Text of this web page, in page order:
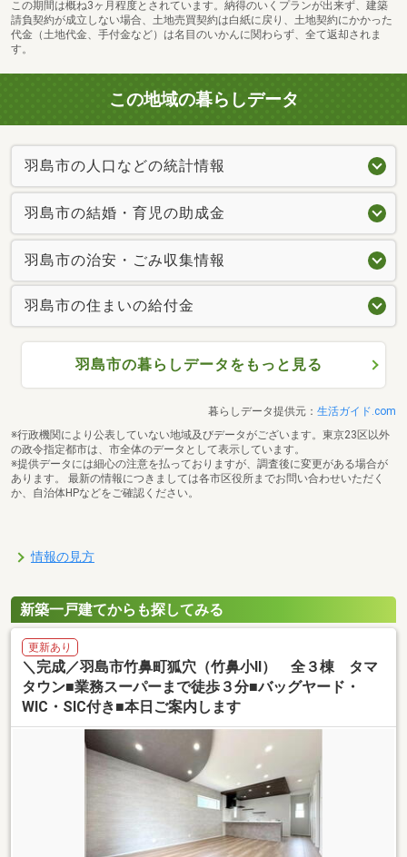
この期間は概ね3ヶ月程度とされています。納得のいくプランが出来ず、建築
請負契約が成立しない場合、土地売買契約は白紙に戻り、土地契約にかかった
代金（土地代金、手付金など）は名目のいかんに関わらず、全て返却されま
す。
この地域の暮らしデータ
羽島市の人口などの統計情報
羽島市の結婚・育児の助成金
羽島市の治安・ごみ収集情報
羽島市の住まいの給付金
羽島市の暮らしデータをもっと見る
暮らしデータ提供元： 生活ガイド.com
※行政機関により公表していない地域及びデータがございます。東京23区以外
の政令指定都市は、市全体のデータとして表示しています。
※提供データには細心の注意を払っておりますが、調査後に変更がある場合が
あります。 最新の情報につきましては各市区役所までお問い合わせいただく
か、自治体HPなどをご確認ください。
情報の見方
新築一戸建てからも探してみる
更新あり
＼完成／羽島市竹鼻町狐穴（竹鼻小Ⅱ） 全３棟 タマ
タウン■業務スーパーまで徒歩３分■バッグヤード・
WIC・SIC付き■本日ご案内します